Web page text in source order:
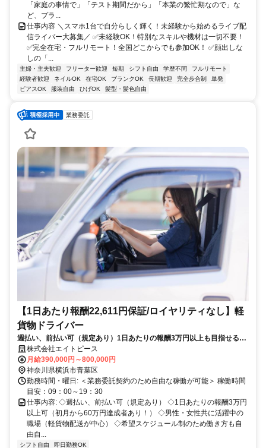
「家庭の事情で」「テスト期間だから」「本業の繁忙期なので」な
ど、プラ...
仕事内容 ＼スマホ1台で自分らしく輝く！未経験から始めるライブ配
信ライバー大募集／ ✅未経験OK！特別なスキルや機材は一切不要！
✅完全在宅・フルリモート！全国どこからでも参加OK！ ✅顔出しな
しの「...
主婦・主夫歓迎 フリーター歓迎 短期 シフト自由 学歴不問
フルリモート
経験者歓迎
ネイルOK 在宅OK ブランクOK 長期歓迎 完全歩合制
単発
ピアスOK
服装自由 ひげOK 髪型・髪色自由
業務委託
【1日あたり報酬22,611円保証/ロイヤリティなし】軽
貨物ドライバー
週払い、前払い可（規定あり）1日あたりの報酬3万円以上も目指せる！
車両貸出OK！（保険加入で事故の時も安心）集配所への直行直帰OK！
株式会社エイトピース
月給390,000円～800,000円
神奈川県横浜市青葉区
勤務時間・曜日: ＜業務委託契約のため自由な稼働が可能＞ 稼働時間
目安：09：00～19：30
仕事内容: ◇週払い、前払い可（規定あり） ◇1日あたりの報酬3万円
以上可（初月から60万円達成者あり！） ◇男性・女性共に活躍中の
職場（軽貨物配送が中心） ◇希望スケジュール制のため働き方も自
由自...
シフト自由 即日勤務OK